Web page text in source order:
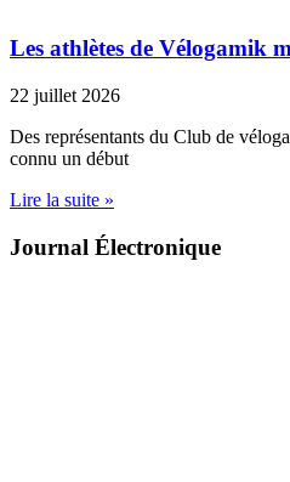
Les athlètes de Vélogamik
22 juillet 2026
Des représentants du Club de
connu un début
Lire la suite »
Journal Électronique